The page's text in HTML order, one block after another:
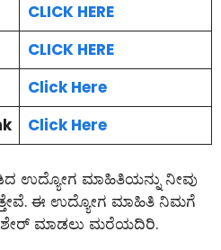
CLICK HERE
CLICK HERE
Click Here
Click Here
ಉದ್ಯೋಗ ಮಾಹಿತಿಯನ್ನು ನೀವು
ಈ ಉದ್ಯೋಗ ಮಾಹಿತಿ ನಿಮಗೆ
ಶೇರ್ ಮಾಡಲು ಮರೆಯದಿರಿ.